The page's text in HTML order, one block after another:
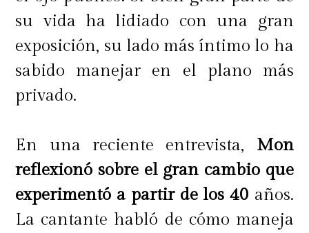
su vida ha lidiado con una gran
exposición, su lado más íntimo lo ha
sabido manejar en el plano más
privado.
En una reciente entrevista, Mon
reflexionó sobre el gran cambio que
experimentó a partir de los 40 años.
La cantante habló de cómo maneja